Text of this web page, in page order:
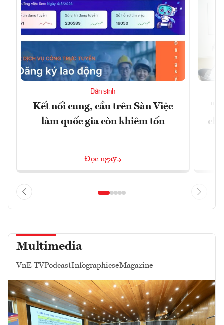
Dân sinh
Kết nối cung, cầu trên Sàn Việc
làm quốc gia còn khiêm tốn
Đọc ngay
Multimedia
VnE TVPodcastInfographicseMagazine